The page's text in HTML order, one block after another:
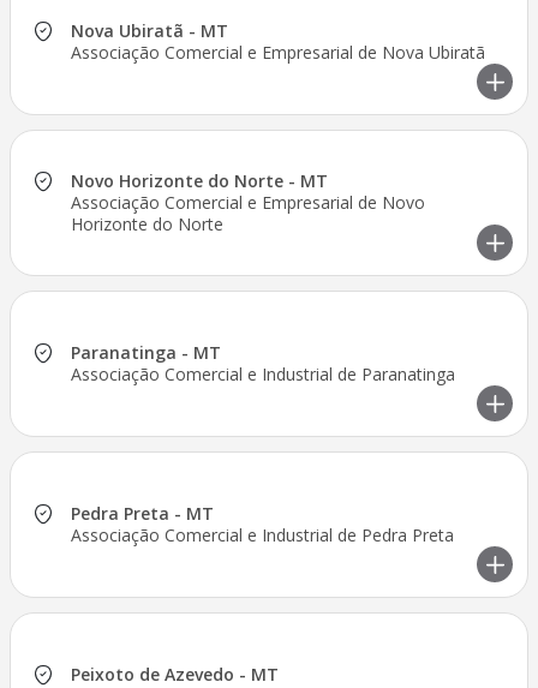
Nova Ubiratã - MT
Associação Comercial e Empresarial de Nova Ubiratã
Novo Horizonte do Norte - MT
Associação Comercial e Empresarial de Novo
Horizonte do Norte
Paranatinga - MT
Associação Comercial e Industrial de Paranatinga
Pedra Preta - MT
Associação Comercial e Industrial de Pedra Preta
Peixoto de Azevedo - MT